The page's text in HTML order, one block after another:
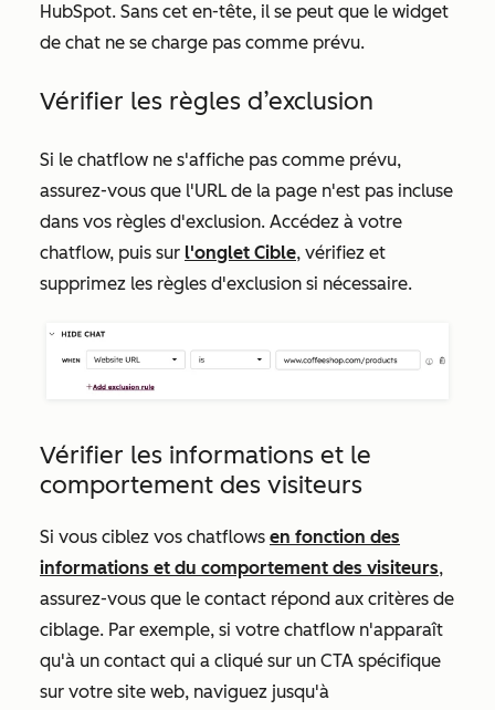
HubSpot. Sans cet en-tête, il se peut que le widget
de chat ne se charge pas comme prévu.
Vérifier les règles d’exclusion
Si le chatflow ne s'affiche pas comme prévu,
assurez-vous que l'URL de la page n'est pas incluse
dans vos règles d'exclusion. Accédez à votre
chatflow, puis sur l'onglet Cible, vérifiez et
supprimez les règles d'exclusion si nécessaire.
Vérifier les informations et le
comportement des visiteurs
Si vous ciblez vos chatflows en fonction des
informations et du comportement des visiteurs,
assurez-vous que le contact répond aux critères de
ciblage. Par exemple, si votre chatflow n'apparaît
qu'à un contact qui a cliqué sur un CTA spécifique
sur votre site web, naviguez jusqu'à